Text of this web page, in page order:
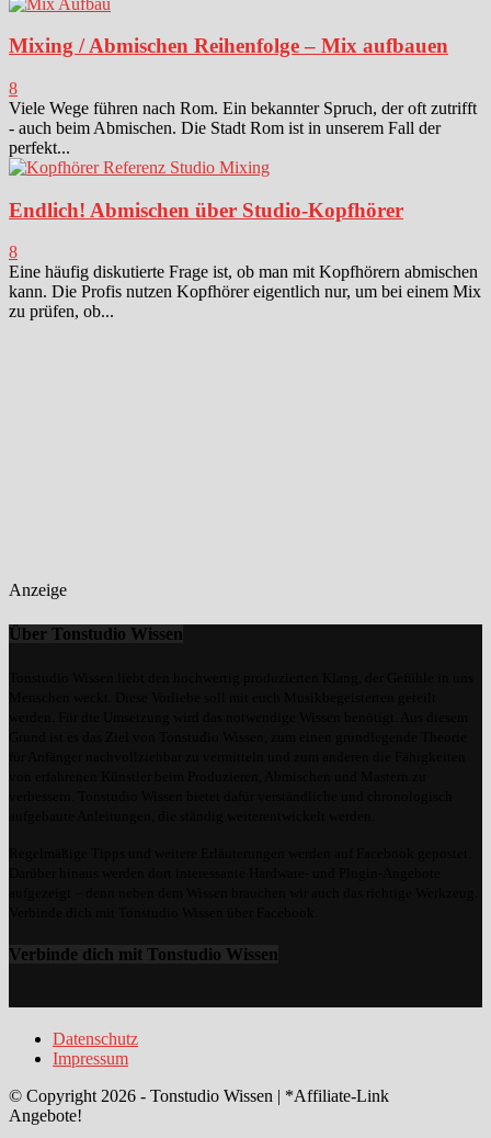
Mixing / Abmischen Reihenfolge – Mix aufbauen
8
Viele Wege führen nach Rom. Ein bekannter Spruch, der oft zutrifft
- auch beim Abmischen. Die Stadt Rom ist in unserem Fall der
perfekt...
Endlich! Abmischen über Studio-Kopfhörer
8
Eine häufig diskutierte Frage ist, ob man mit Kopfhörern abmischen
kann. Die Profis nutzen Kopfhörer eigentlich nur, um bei einem Mix
zu prüfen, ob...
Anzeige
Über Tonstudio Wissen
Verbinde dich mit Tonstudio Wissen
Datenschutz
Impressum
© Copyright 2026 - Tonstudio Wissen | *Affiliate-Link
Angebote!